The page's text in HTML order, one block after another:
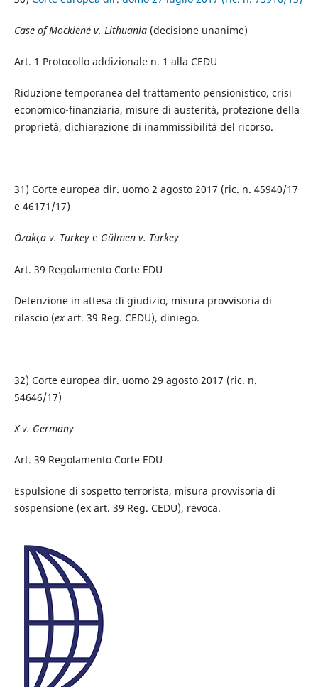
Case of Mockienė v. Lithuania(decisione unanime)
Art. 1 Protocollo addizionale n. 1 alla CEDU
Riduzione temporanea del trattamento pensionistico, crisi
economico-finanziaria, misure di austerità, protezione della
proprietà, dichiarazione di inammissibilità del ricorso.
31) Corte europea dir. uomo 2 agosto 2017 (ric. n. 45940/17
e 46171/17)
Özakça v. Turkeye Gülmen v. Turkey
Art. 39 Regolamento Corte EDU
Detenzione in attesa di giudizio, misura provvisoria di
rilascio (exart. 39 Reg. CEDU), diniego.
32) Corte europea dir. uomo 29 agosto 2017 (ric. n.
54646/17)
X v. Germany
Art. 39 Regolamento Corte EDU
Espulsione di sospetto terrorista, misura provvisoria di
sospensione (ex art. 39 Reg. CEDU), revoca.